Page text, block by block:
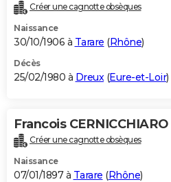
Créer une cagnotte obsèques
Naissance
30/10/1906 à Tarare (Rhône)
Décès
25/02/1980 à Dreux(Eure-et-Loir)
Francois CERNICCHIARO
Créer une cagnotte obsèques
Naissance
07/01/1897 à Tarare (Rhône)